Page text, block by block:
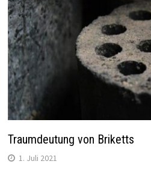
Traumdeutung von Briketts
1. Juli 2021